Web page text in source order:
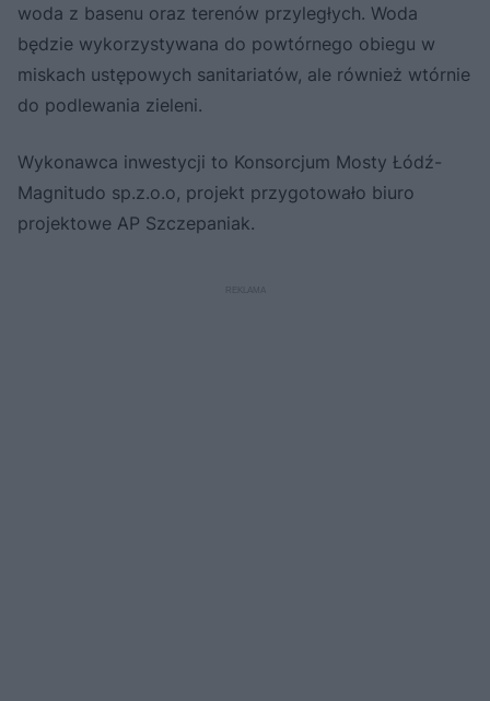
woda z basenu oraz terenów przyległych. Woda
będzie wykorzystywana do powtórnego obiegu w
miskach ustępowych sanitariatów, ale również wtórnie
do podlewania zieleni.
Wykonawca inwestycji to Konsorcjum Mosty Łódź-
Magnitudo sp.z.o.o, projekt przygotowało biuro
projektowe AP Szczepaniak.